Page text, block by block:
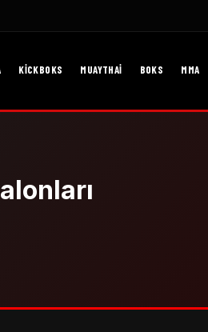
KICKBOKS MUAYTHAI BOKS MMA